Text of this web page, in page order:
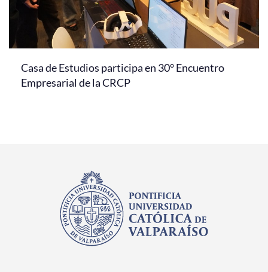
Casa de Estudios participa en 30° Encuentro
Empresarial de la CRCP